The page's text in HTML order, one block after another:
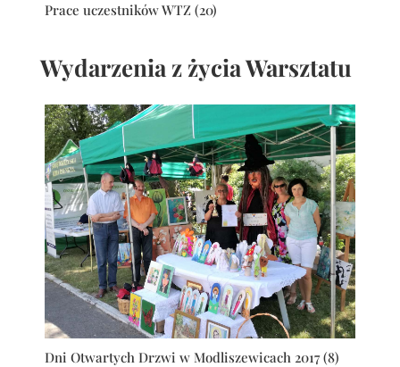
Prace uczestników WTZ (20)
Wydarzenia z życia Warsztatu
Dni Otwartych Drzwi w Modliszewicach 2017 (8)